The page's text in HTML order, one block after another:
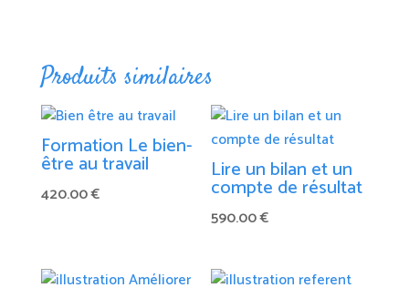
Produits similaires
Formation Le bien-
être au travail
420.00€
Lire un bilan et un
compte de résultat
590.00€